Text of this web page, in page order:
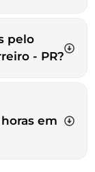
pelo
- PR?
em